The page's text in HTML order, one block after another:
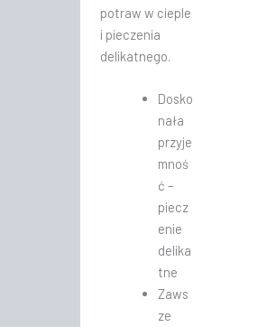
potraw w cieple
i pieczenia
delikatnego.
Dosko
nała
przyje
mnoś
ć –
piecz
enie
delika
tne
Zaws
ze